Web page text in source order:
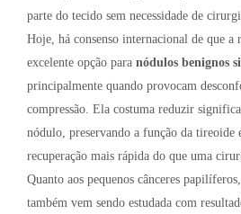
parte do tecido sem necessidade de
Hoje, há consenso internacional de que a
excelente opção para nódulos benignos
principalmente quando provocam
compressão. Ela costuma reduzir
nódulo, preservando a função da tireoide
recuperação mais rápida do que uma
Quanto aos pequenos cânceres
também vem sendo estudada com